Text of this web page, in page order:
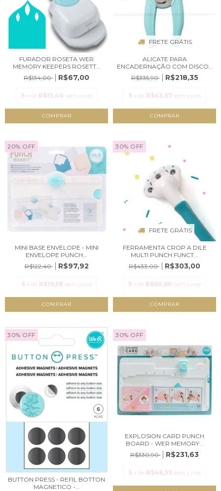
FURADOR ROSETA WER
MEMORY KEEPERS ROSETT...
R$134,00
R$67,00
5 x de R$13,40 sem juros
FRETE GRÁTIS
ALICATE PARA
ENCADERNAÇÃO COM DISCOS
- C...
R$335,90 R$218,35
5 x de R$43,67 sem juros
20% OFF
MINI BASE ENVELOPE - MINI
ENVELOPE PUNCH...
R$122,40
R$97,92
5 x de R$19,58 sem juros
30% OFF
FRETE GRÁTIS
FERRAMENTA CROP A DILE
MULTI PUNCH FUNCT...
R$433,00
R$303,00
5 x de R$60,60 sem juros
30% OFF
BUTTON PRESS - REFIL BOTTON
MAGNETICO -...
30% OFF
EXPLOSION CARD PUNCH
BOARD - WER MEMORY...
R$330,90
R$231,63
5 x de R$46,33 sem juros